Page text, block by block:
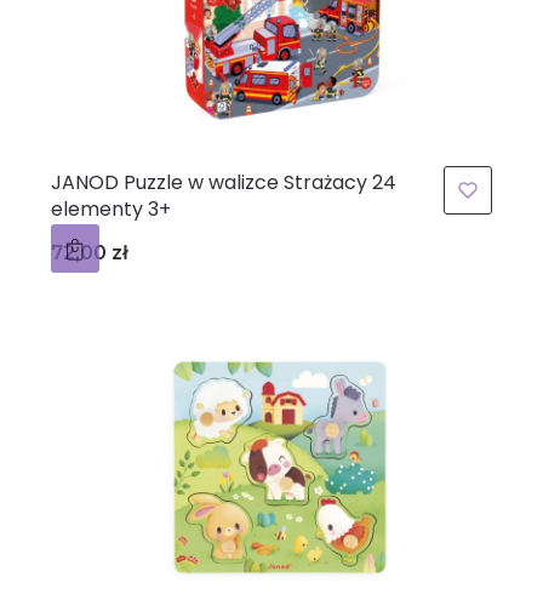
JANOD Puzzle w walizce Strażacy 24
elementy 3+
Cena
72,00 zł